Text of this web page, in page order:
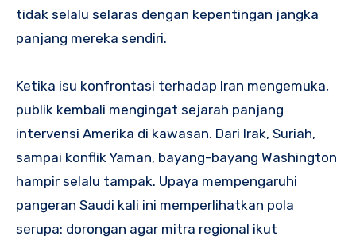
tidak selalu selaras dengan kepentingan jangka
panjang mereka sendiri.
Ketika isu konfrontasi terhadap Iran mengemuka,
publik kembali mengingat sejarah panjang
intervensi Amerika di kawasan. Dari Irak, Suriah,
sampai konflik Yaman, bayang-bayang Washington
hampir selalu tampak. Upaya mempengaruhi
pangeran Saudi kali ini memperlihatkan pola
serupa: dorongan agar mitra regional ikut